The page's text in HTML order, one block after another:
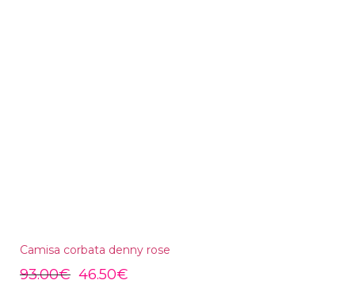
Camisa corbata denny rose
93.00€ 46.50€